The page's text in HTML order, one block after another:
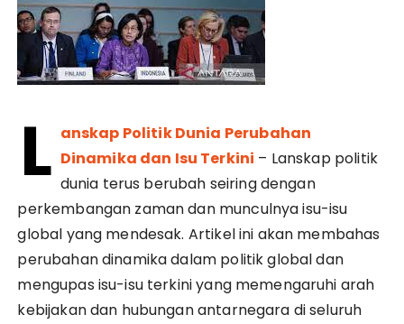
L anskap Politik Dunia Perubahan
Dinamika dan Isu Terkini – Lanskap politik
dunia terus berubah seiring dengan
perkembangan zaman dan munculnya isu-isu
global yang mendesak. Artikel ini akan membahas
perubahan dinamika dalam politik global dan
mengupas isu-isu terkini yang memengaruhi arah
kebijakan dan hubungan antarnegara di seluruh